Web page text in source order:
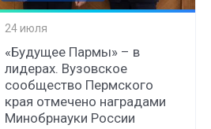
24 июля
«Будущее Пармы» – в
лидерах. Вузовское
сообщество Пермского
края отмечено наградами
Минобрнауки России